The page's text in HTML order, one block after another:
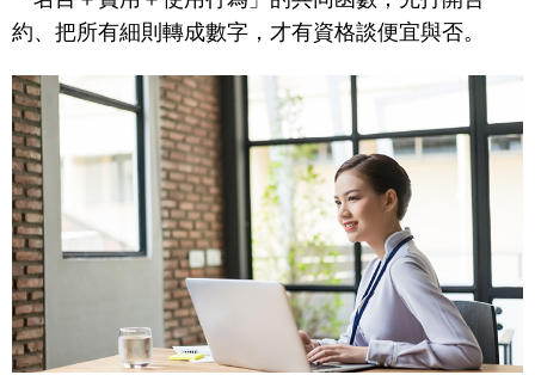
約、把所有細則轉成數字，才有資格談便宜與否。